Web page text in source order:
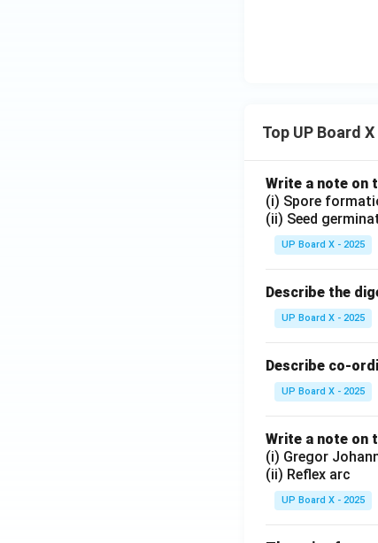
Top UP Board
Write a note on
(i) Spore
(ii) Seed
UP Board X - 2025
Describe the
UP Board X - 2025
Describe co-
UP Board X - 2025
Write a note on
(i) Gregor
(ii) Reflex arc
UP Board X - 2025